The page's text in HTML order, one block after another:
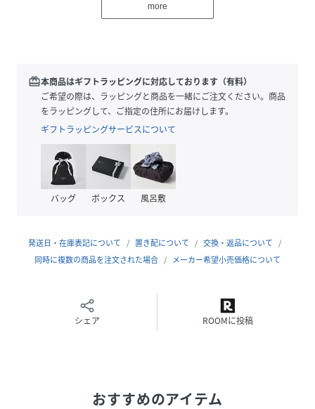
生地の厚さ・薄手
※モデルの着用画像の場合、光の当たり具合により、実際の
色味と異なって見えることがございます。色味は、商品単体
の画像をご参照ください。
性別タイプ レディース
素材
(外側)ポリエステル100%
(内側)ポリエステル100%
クリーニング 洗濯機可、ドライクリーニング
more
redeem本商品はギフトラッピングに対応しております（有料）
ご希望の際は、ラッピングと商品を一緒にご注文ください。商品
をラッピングして、ご指定の住所にお届けします。
ギフトラッピングサービスについて
バッグ ボックス 風呂敷
発送日・在庫表記について 置き配について
交換・返品について
同時に複数の商品を注文された場合
メーカー希望小売価格について
シェア ROOMに投稿
おすすめのアイテム